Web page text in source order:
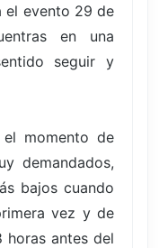
el evento 29 de
en una
seguir y
momento de
demandados,
bajos cuando
vez y de
horas antes del